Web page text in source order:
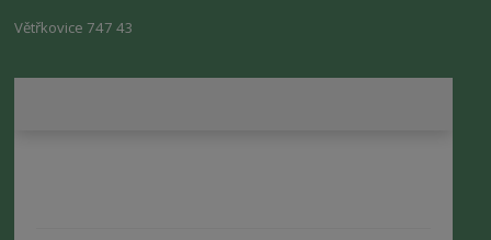
Větřkovice 747 43